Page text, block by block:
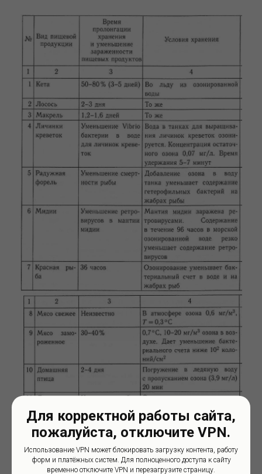
Для корректной работы сайта,
пожалуйста, отключите VPN.
Использование VPN может блокировать загрузку контента, работу
форм и платёжных систем. Для полноценного доступа к сайту
временно отключите VPN и перезагрузите страницу.